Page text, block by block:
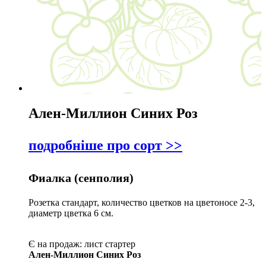
Ален-Миллион Синих Роз
подробніше про сорт >>
Фиалка (сенполия)
Розетка стандарт, количество цветков на цветоносе 2-3,
диаметр цветка 6 см.
Є на продаж: лист стартер
Ален-Миллион Синих Роз